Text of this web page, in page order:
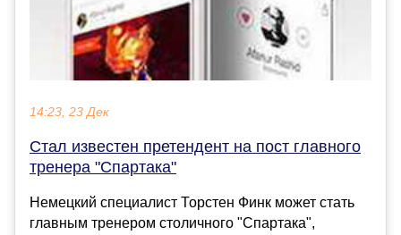
14:23, 23 Дек
Стал известен претендент на пост главного
тренера "Спартака"
Немецкий специалист Торстен Финк может стать
главным тренером столичного "Спартака",